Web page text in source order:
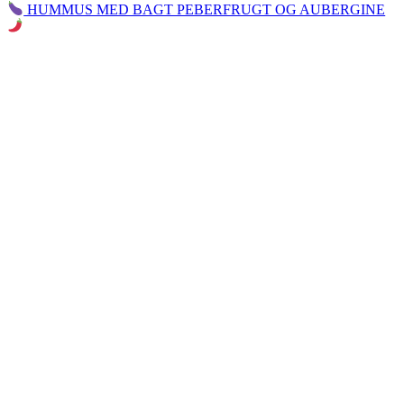
HUMMUS MED BAGT PEBERFRUGT OG AUBERGINE